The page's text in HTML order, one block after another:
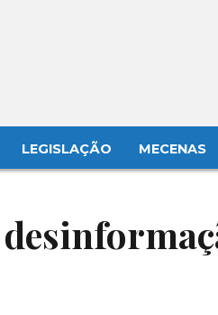
LEGISLAÇÃO MECENAS